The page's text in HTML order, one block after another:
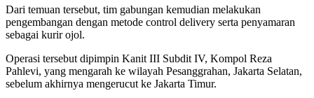
Dari temuan tersebut, tim gabungan kemudian melakukan
pengembangan dengan metode control delivery serta penyamaran
sebagai kurir ojol.
Operasi tersebut dipimpin Kanit III Subdit IV, Kompol Reza
Pahlevi, yang mengarah ke wilayah Pesanggrahan, Jakarta Selatan,
sebelum akhirnya mengerucut ke Jakarta Timur.